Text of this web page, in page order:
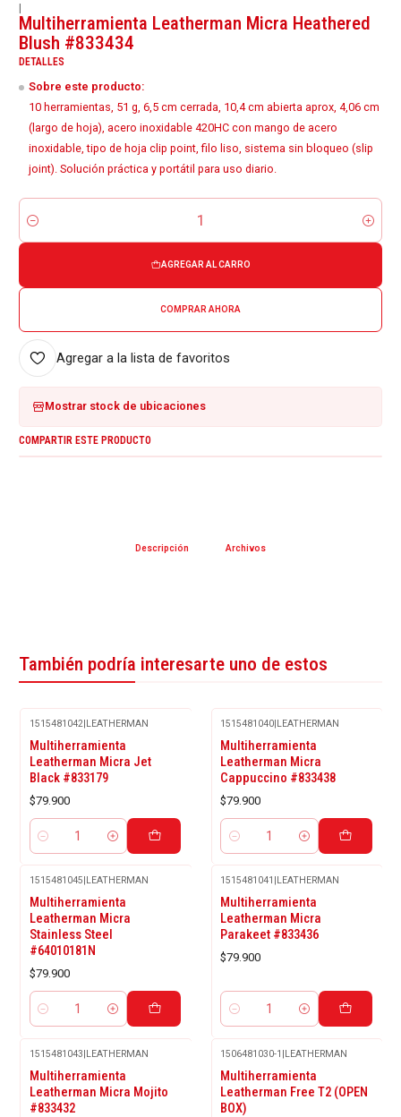
|
Multiherramienta Leatherman Micra Heathered
Blush #833434
DETALLES
Sobre este producto:
10 herramientas, 51 g, 6,5 cm cerrada, 10,4 cm abierta aprox, 4,06 cm
(largo de hoja), acero inoxidable 420HC con mango de acero
inoxidable, tipo de hoja clip point, filo liso, sistema sin bloqueo (slip
joint). Solución práctica y portátil para uso diario.
Cantidad
AGREGAR AL CARRO
COMPRAR AHORA
Agregar a la lista de favoritos
Mostrar stock de ubicaciones
COMPARTIR ESTE PRODUCTO
Descripción Archivos
También podría interesarte uno de estos
1515481042|LEATHERMAN
Multiherramienta
Leatherman Micra Jet
Black #833179
$79.900
Cantidad
1515481040|LEATHERMAN
Multiherramienta
Leatherman Micra
Cappuccino #833438
$79.900
Cantidad
1515481045 LEATHERMAN
Multiherramienta
Leatherman Micra
Stainless Steel
#64010181N
$79.900
Cantidad
1515481041 LEATHERMAN
Multiherramienta
Leatherman Micra
Parakeet #833436
$79.900
Cantidad
1515481043|LEATHERMAN
Multiherramienta
Leatherman Micra Mojito
#833432
1506481030-1 |LEATHERMAN
Multiherramienta
Leatherman Free T2 (OPEN
BOX)